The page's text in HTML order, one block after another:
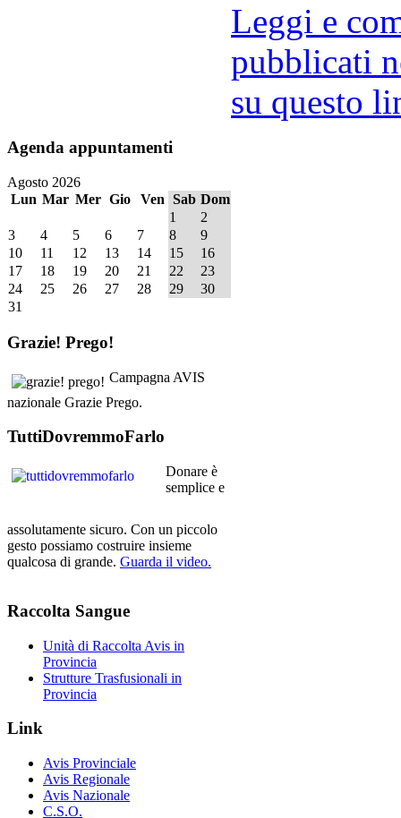
Leggi e
pubblicati
su questo
Agenda appuntamenti
Agosto 2026
Lun Mar Mer Gio Ven Sab Dom
1
2
3
4 5 6 7 8
9
10
11 12 13 14 15
16
17
18 19 20 21 22
23
24
25 26 27 28 29
30
31
Grazie! Prego!
Campagna AVIS
nazionale Grazie Prego.
TuttiDovremmoFarlo
Donare è
semplice e
assolutamente sicuro. Con un piccolo
gesto possiamo costruire insieme
qualcosa di grande. Guarda il video.
Raccolta Sangue
Unità di Raccolta Avis in
Provincia
Strutture Trasfusionali in
Provincia
Link
Avis Provinciale
Avis Regionale
Avis Nazionale
C.S.O.